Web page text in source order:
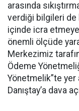
arasında
verdiği bilgileri de
içinde icra etmeye
önemli ölçüde
Merkezimiz
Ödeme
Yönetmelik”te yer
Danıştay’a dava